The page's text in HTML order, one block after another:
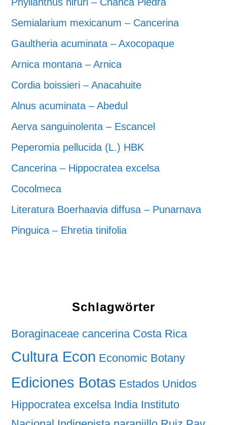
Semialarium mexicanum – Cancerina
Gaultheria acuminata – Axocopaque
Arnica montana – Arnica
Cordia boissieri – Anacahuite
Alnus acuminata – Abedul
Aerva sanguinolenta – Escancel
Peperomia pellucida (L.) HBK
Cancerina – Hippocratea excelsa
Cocolmeca
Literatura Boerhaavia diffusa – Punarnava
Pinguica – Ehretia tinifolia
Schlagwörter
Boraginaceae cancerina Costa Rica
Cultura Econ Economic Botany
Ediciones Botas Estados Unidos
Hippocratea excelsa India Instituto